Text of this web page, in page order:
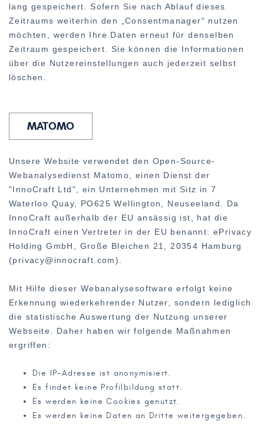
lang gespeichert. Sofern Sie nach Ablauf dieses
Zeitraums weiterhin den „Consentmanager“ nutzen
möchten, werden Ihre Daten erneut für denselben
Zeitraum gespeichert. Sie können die Informationen
über die Nutzereinstellungen auch jederzeit selbst
löschen.
MATOMO
Unsere Website verwendet den Open-Source-
Webanalysedienst Matomo, einen Dienst der
"InnoCraft Ltd", ein Unternehmen mit Sitz in 7
Waterloo Quay, PO625 Wellington, Neuseeland. Da
InnoCraft außerhalb der EU ansässig ist, hat die
InnoCraft einen Vertreter in der EU benannt: ePrivacy
Holding GmbH, Große Bleichen 21, 20354 Hamburg
(privacy@innocraft.com).
Mit Hilfe dieser Webanalysesoftware erfolgt keine
Erkennung wiederkehrender Nutzer, sondern lediglich
die statistische Auswertung der Nutzung unserer
Webseite. Daher haben wir folgende Maßnahmen
ergriffen:
Die IP-Adresse ist anonymisiert.
Es findet keine Profilbildung statt.
Es werden keine Cookies genutzt.
Es werden keine Daten an Dritte weitergegeben.